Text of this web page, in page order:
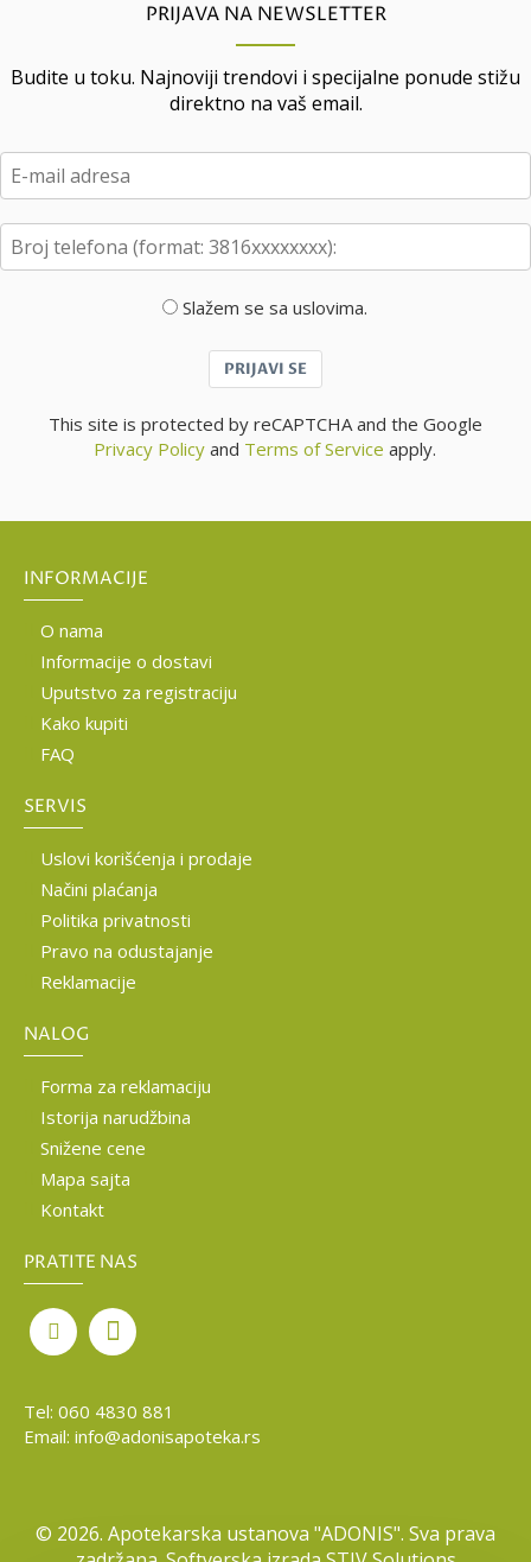
PRIJAVA NA NEWSLETTER
Budite u toku. Najnoviji trendovi i specijalne ponude stižu
direktno na vaš email.
Slažem se sa uslovima.
PRIJAVI SE
This site is protected by reCAPTCHA and the Google
Privacy Policy and Terms of Service apply.
INFORMACIJE
O nama
Informacije o dostavi
Uputstvo za registraciju
Kako kupiti
FAQ
SERVIS
Uslovi korišćenja i prodaje
Načini plaćanja
Politika privatnosti
Pravo na odustajanje
Reklamacije
NALOG
Forma za reklamaciju
Istorija narudžbina
Snižene cene
Mapa sajta
Kontakt
PRATITE NAS
Tel: 060 4830 881
Email: info@adonisapoteka.rs
© 2026. Apotekarska ustanova "ADONIS". Sva prava